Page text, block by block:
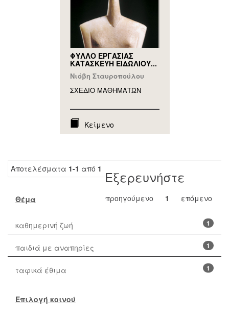
ΦΥΛΛΟ ΕΡΓΑΣΙΑΣ
ΚΑΤΑΣΚΕΥΗ ΕΙΔΩΛΙΟΥ...
Νιόβη Σταυροπούλου
ΣΧΕΔΙΟ ΜΑΘΗΜAΤΩΝ
Κείμενο
Αποτελέσματα 1-1 από 1
προηγούμενο 1 επόμενο
Εξερευνήστε
Θέμα
1
καθημερινή ζωή
1
παιδιά με αναπηρίες
1
ταφικά έθιμα
Επιλογή κοινού